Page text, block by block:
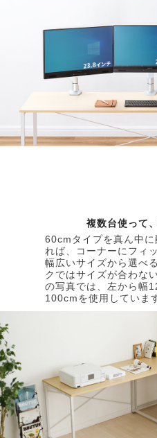
複数台使って
60cmタイプを真ん中
れば、コーナーにフィ
幅広いサイズから選べ
クではサイズが合わな
の写真では、左から幅
100cmを使用していま